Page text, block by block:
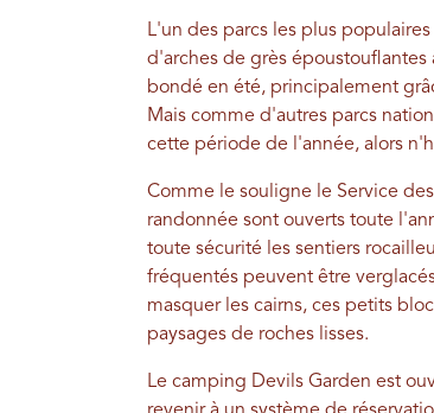
L'un des parcs les plus
d'arches de grès
bondé en été, principalement
Mais comme d'autres parcs
cette période de l'année, alors
Comme le souligne le Service
randonnée sont ouverts toute
toute sécurité les sentiers
fréquentés peuvent être
masquer les cairns, ces petits
paysages de roches lisses.
Le camping Devils Garden est